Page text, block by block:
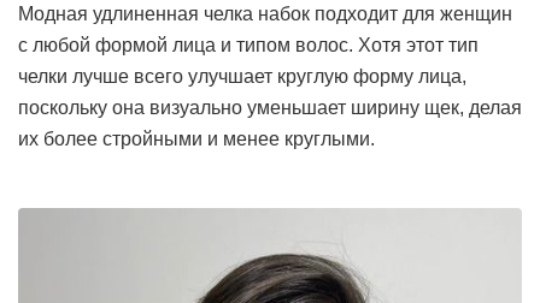
Модная удлиненная челка набок подходит для женщин
с любой формой лица и типом волос. Хотя этот тип
челки лучше всего улучшает круглую форму лица,
поскольку она визуально уменьшает ширину щек, делая
их более стройными и менее круглыми.